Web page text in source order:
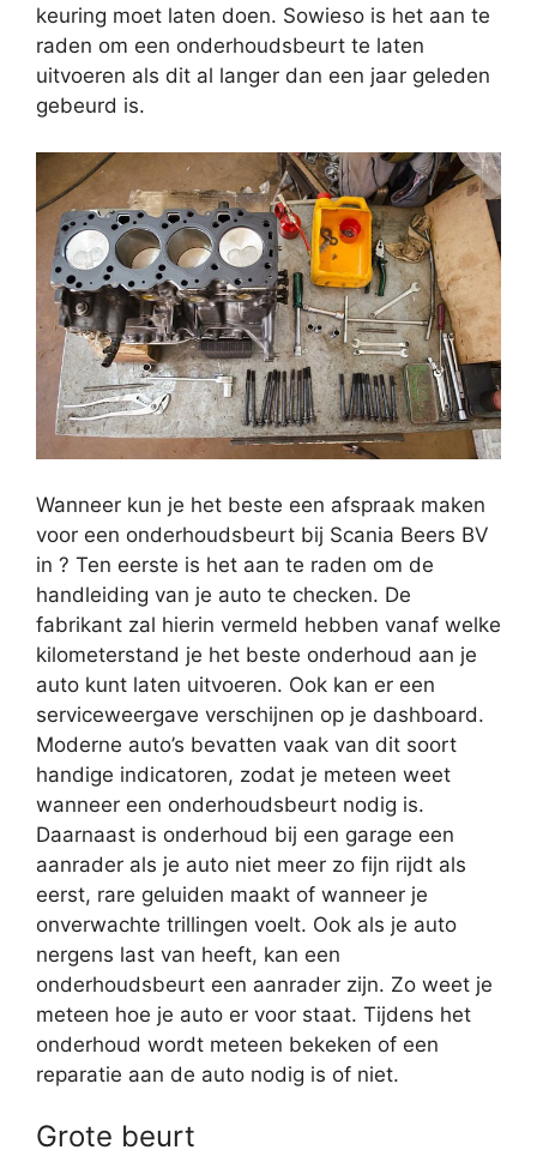
keuring moet laten doen. Sowieso is het aan te
raden om een onderhoudsbeurt te laten
uitvoeren als dit al langer dan een jaar geleden
gebeurd is.
Wanneer kun je het beste een afspraak maken
voor een onderhoudsbeurt bij Scania Beers BV
in ? Ten eerste is het aan te raden om de
handleiding van je auto te checken. De
fabrikant zal hierin vermeld hebben vanaf welke
kilometerstand je het beste onderhoud aan je
auto kunt laten uitvoeren. Ook kan er een
serviceweergave verschijnen op je dashboard.
Moderne auto’s bevatten vaak van dit soort
handige indicatoren, zodat je meteen weet
wanneer een onderhoudsbeurt nodig is.
Daarnaast is onderhoud bij een garage een
aanrader als je auto niet meer zo fijn rijdt als
eerst, rare geluiden maakt of wanneer je
onverwachte trillingen voelt. Ook als je auto
nergens last van heeft, kan een
onderhoudsbeurt een aanrader zijn. Zo weet je
meteen hoe je auto er voor staat. Tijdens het
onderhoud wordt meteen bekeken of een
reparatie aan de auto nodig is of niet.
Grote beurt